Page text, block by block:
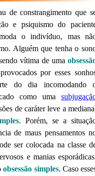
de constrangimento que
e psiquismo do
o indivíduo, mas
Alguém que tenha o
vítima de uma
por esses
do dia incomodando
como uma
de caráter leve a
. Porém, se a
de maus pensamentos
ser colocada na classe
e manias
obsessão simples. Caso